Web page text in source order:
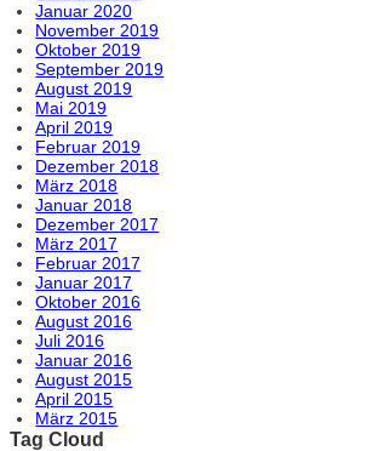
Januar 2020
November 2019
Oktober 2019
September 2019
August 2019
Mai 2019
April 2019
Februar 2019
Dezember 2018
März 2018
Januar 2018
Dezember 2017
März 2017
Februar 2017
Januar 2017
Oktober 2016
August 2016
Juli 2016
Januar 2016
August 2015
April 2015
März 2015
Tag Cloud